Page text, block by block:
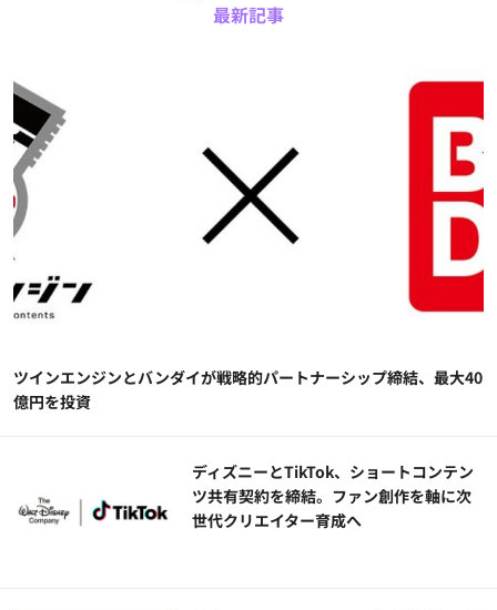
最新記事
ツインエンジンとバンダイが戦略的パートナーシップ締結、最大40
億円を投資
ディズニーとTikTok、ショートコンテン
ツ共有契約を締結。ファン創作を軸に次
世代クリエイター育成へ